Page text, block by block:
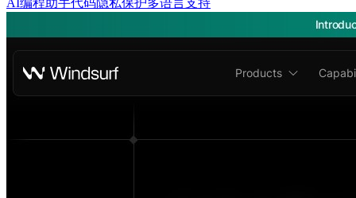
AI编程助手代码隐私保护多语言支持